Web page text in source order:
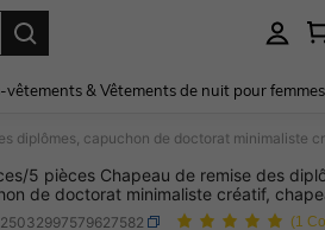
vêtements & Vêtements de nuit pour femmes
5 pièces Chapeau de remise des
de doctorat minimaliste créatif,
pour fête
(1